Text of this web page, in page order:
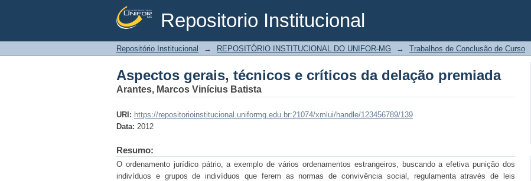
Repositorio Institucional
Aspectos gerais, técnicos e críticos da delação premiada
Repositório Institucional → REPOSITÓRIO INSTITUCIONAL DO UNIFOR-MG → Trabalhos de Conclusão de Curso
Aspectos gerais, técnicos e críticos da delação premiada
Arantes, Marcos Vinícius Batista
URI: https://repositorioinstitucional.uniformg.edu.br:21074/xmlui/handle/123456789/139
Data: 2012
Resumo:
O ordenamento jurídico pátrio, a exemplo de vários ordenamentos estrangeiros, buscando a efetiva punição dos
indivíduos e grupos de indivíduos que ferem as normas de convivência social, regulamenta através de leis